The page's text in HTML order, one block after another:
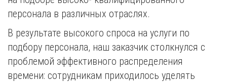
персонала в различных отраслях.
В результате высокого спроса на услуги по
подбору персонала, наш заказчик столкнулся с
проблемой эффективного распределения
времени: сотрудникам приходилось уделять